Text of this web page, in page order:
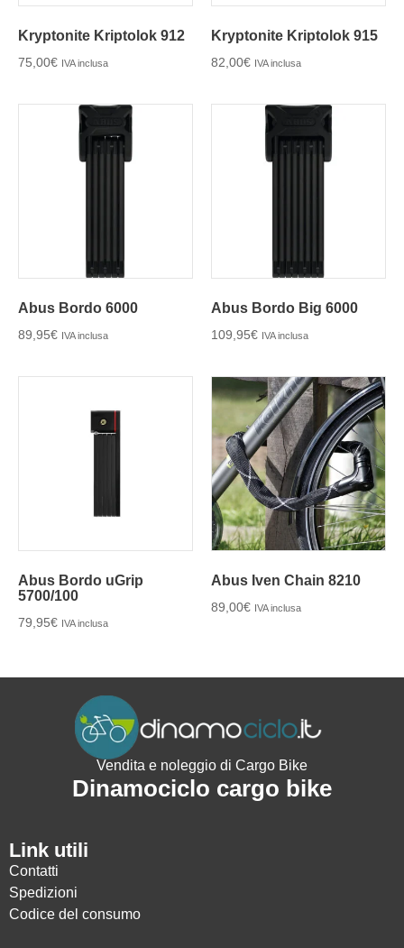
Kryptonite Kriptolok 912
75,00€ IVA inclusa
Kryptonite Kriptolok 915
82,00€ IVA inclusa
Abus Bordo 6000
89,95€ IVA inclusa
Abus Bordo Big 6000
109,95€ IVA inclusa
Abus Bordo uGrip
5700/100
79,95€ IVA inclusa
Abus Iven Chain 8210
89,00€ IVA inclusa
Vendita e noleggio di Cargo Bike
Dinamociclo cargo bike
Link utili
Contatti
Spedizioni
Codice del consumo